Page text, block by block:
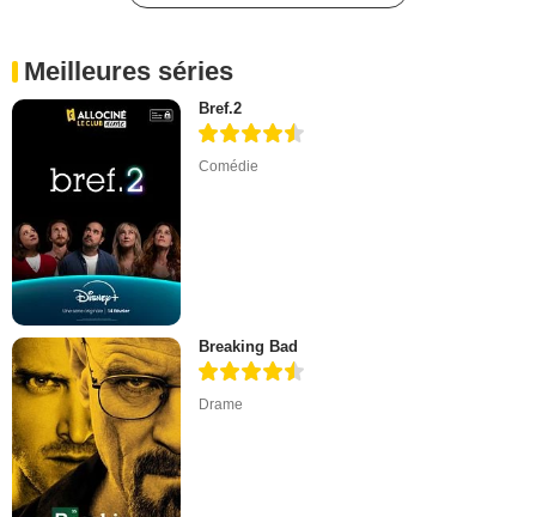
Meilleures séries
Bref.2
Comédie
Breaking Bad
Drame